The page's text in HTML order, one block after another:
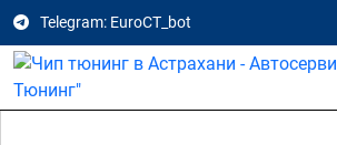
Telegram: EuroCT_bot